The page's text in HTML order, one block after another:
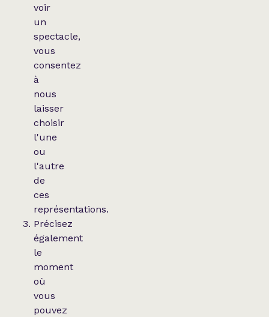
voir
un
spectacle,
vous
consentez
à
nous
laisser
choisir
l'une
ou
l'autre
de
ces
représentations.
Précisez
également
le
moment
où
vous
pouvez